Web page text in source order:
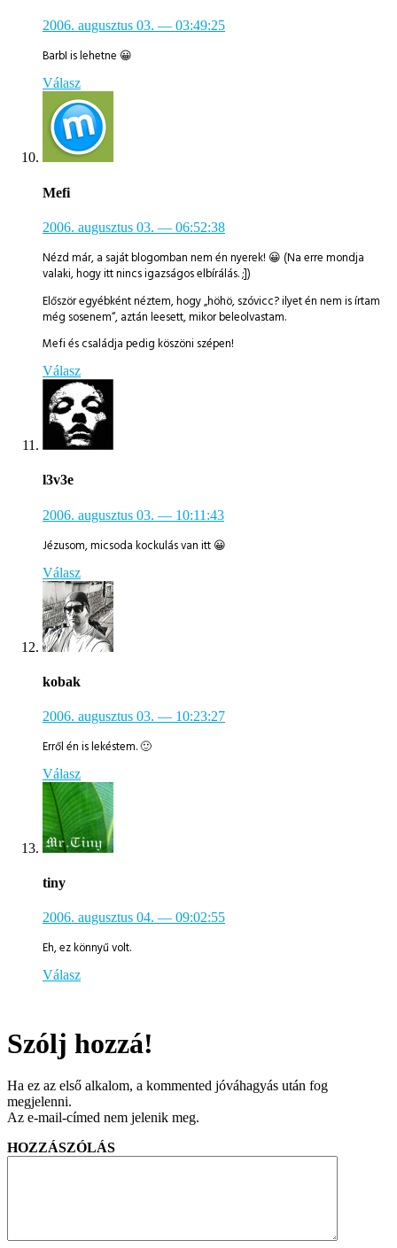
2006. augusztus 03. — 03:49:25
BarbI is lehetne 😀
Válasz
Mefi
2006. augusztus 03. — 06:52:38
Nézd már, a saját blogomban nem én nyerek! 😀 (Na erre mondja
valaki, hogy itt nincs igazságos elbírálás. ;])
Először egyébként néztem, hogy „höhö, szóvicc? ilyet én nem is írtam
még sosenem“, aztán leesett, mikor beleolvastam.
Mefi és családja pedig köszöni szépen!
Válasz
l3v3e
2006. augusztus 03. — 10:11:43
Jézusom, micsoda kockulás van itt 😀
Válasz
kobak
2006. augusztus 03. — 10:23:27
Erről én is lekéstem. 🙂
Válasz
tiny
2006. augusztus 04. — 09:02:55
Eh, ez könnyű volt.
Válasz
Szólj hozzá!
Ha ez az első alkalom, a kommented jóváhagyás után fog
megjelenni.
Az e-mail-címed nem jelenik meg.
HOZZÁSZÓLÁS